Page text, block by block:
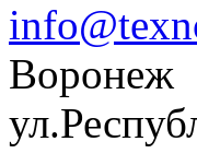
Воронеж